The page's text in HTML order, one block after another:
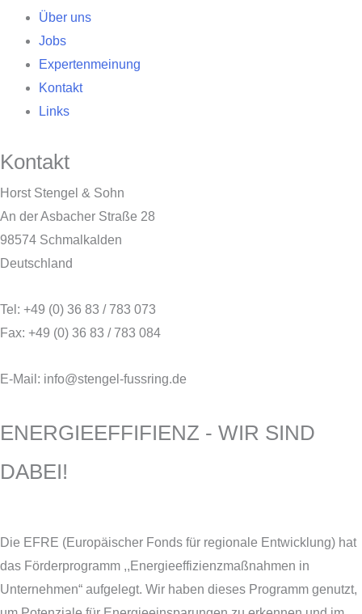
Über uns
Jobs
Expertenmeinung
Kontakt
Links
Kontakt
Horst Stengel & Sohn
An der Asbacher Straße 28
98574 Schmalkalden
Deutschland
Tel: +49 (0) 36 83 / 783 073
Fax: +49 (0) 36 83 / 783 084
E-Mail: info@stengel-fussring.de
ENERGIEEFFIFIENZ - WIR SIND
DABEI!
Die EFRE (Europäischer Fonds für regionale Entwicklung) hat
das Förderprogramm ,,Energieeffizienzmaßnahmen in
Unternehmen“ aufgelegt. Wir haben dieses Programm genutzt,